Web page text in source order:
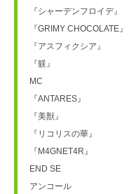
『シャーデンフロイデ』
『GRIMY CHOCOLATE』
『アスフィクシア』
『躾』
MC
『ANTARES』
『美獣』
『リコリスの華』
『M4GNET4R』
END SE
アンコール